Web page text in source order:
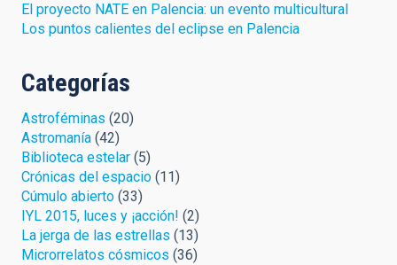
El proyecto NATE en Palencia: un evento multicultural
Los puntos calientes del eclipse en Palencia
Categorías
Astroféminas (20)
Astromanía (42)
Biblioteca estelar (5)
Crónicas del espacio (11)
Cúmulo abierto (33)
IYL 2015, luces y ¡acción! (2)
La jerga de las estrellas (13)
Microrrelatos cósmicos (36)